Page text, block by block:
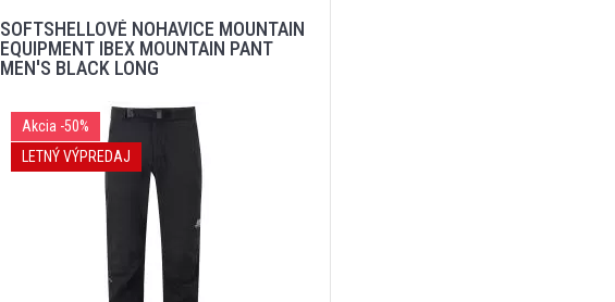
SOFTSHELLOVÉ NOHAVICE MOUNTAIN
EQUIPMENT IBEX MOUNTAIN PANT
MEN'S BLACK LONG
Akcia -50%
LETNÝ VÝPREDAJ